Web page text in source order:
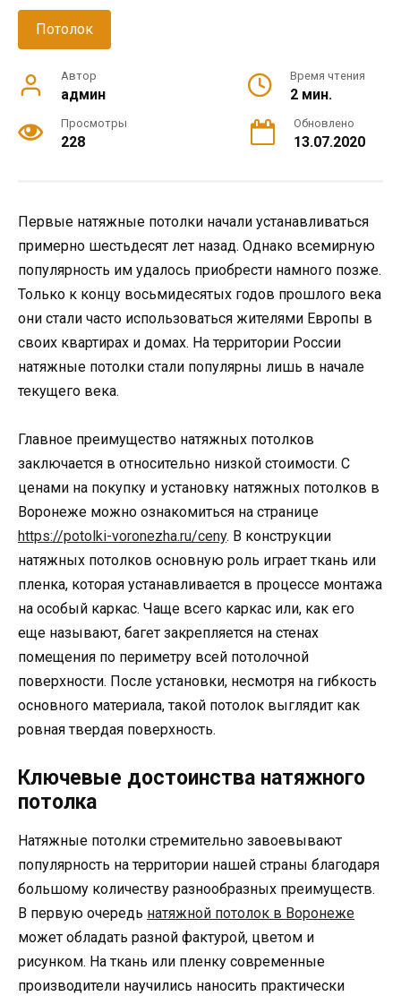
Потолок
Автор
админ
Время чтения
2 мин.
Просмотры
228
Обновлено
13.07.2020
Первые натяжные потолки начали устанавливаться
примерно шестьдесят лет назад. Однако всемирную
популярность им удалось приобрести намного позже.
Только к концу восьмидесятых годов прошлого века
они стали часто использоваться жителями Европы в
своих квартирах и домах. На территории России
натяжные потолки стали популярны лишь в начале
текущего века.
Главное преимущество натяжных потолков
заключается в относительно низкой стоимости. С
ценами на покупку и установку натяжных потолков в
Воронеже можно ознакомиться на странице
https://potolki-voronezha.ru/ceny. В конструкции
натяжных потолков основную роль играет ткань или
пленка, которая устанавливается в процессе монтажа
на особый каркас. Чаще всего каркас или, как его
еще называют, багет закрепляется на стенах
помещения по периметру всей потолочной
поверхности. После установки, несмотря на гибкость
основного материала, такой потолок выглядит как
ровная твердая поверхность.
Ключевые достоинства натяжного
потолка
Натяжные потолки стремительно завоевывают
популярность на территории нашей страны благодаря
большому количеству разнообразных преимуществ.
В первую очередь натяжной потолок в Воронеже
может обладать разной фактурой, цветом и
рисунком. На ткань или пленку современные
производители научились наносить практически